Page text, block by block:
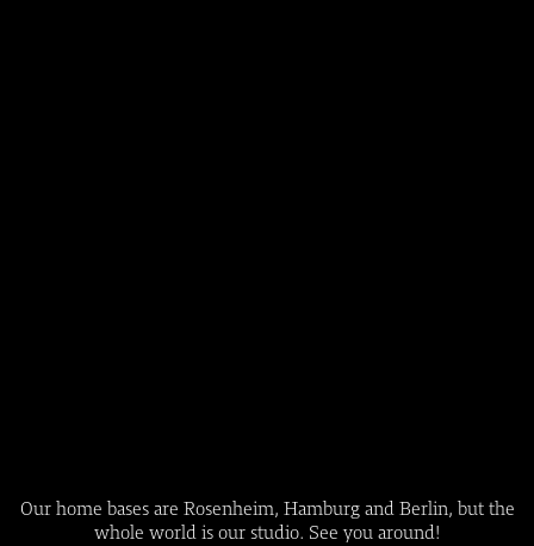
Our home bases are Rosenheim, Hamburg and Berlin, but the
whole world is our studio. See you around!